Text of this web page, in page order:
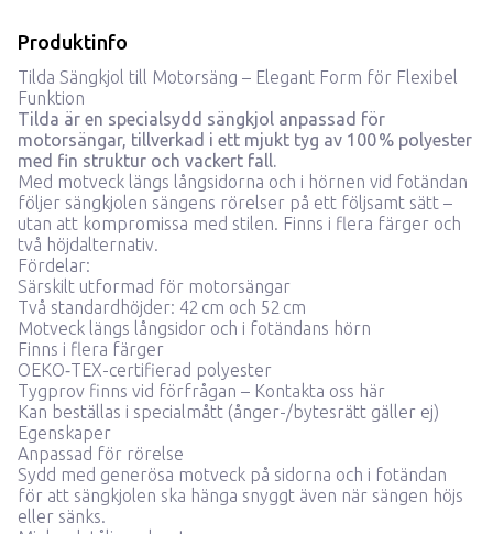
Produktinfo
Tilda Sängkjol till Motorsäng – Elegant Form för Flexibel
Funktion
Tilda är en specialsydd sängkjol anpassad för
motorsängar, tillverkad i ett mjukt tyg av 100 % polyester
med fin struktur och vackert fall.
Med motveck längs långsidorna och i hörnen vid fotändan
följer sängkjolen sängens rörelser på ett följsamt sätt –
utan att kompromissa med stilen. Finns i flera färger och
två höjdalternativ.
Fördelar:
Särskilt utformad för motorsängar
Två standardhöjder: 42 cm och 52 cm
Motveck längs långsidor och i fotändans hörn
Finns i flera färger
OEKO‑TEX-certifierad polyester
Tygprov finns vid förfrågan – Kontakta oss här
Kan beställas i specialmått (ånger-/bytesrätt gäller ej)
Egenskaper
Anpassad för rörelse
Sydd med generösa motveck på sidorna och i fotändan
för att sängkjolen ska hänga snyggt även när sängen höjs
eller sänks.